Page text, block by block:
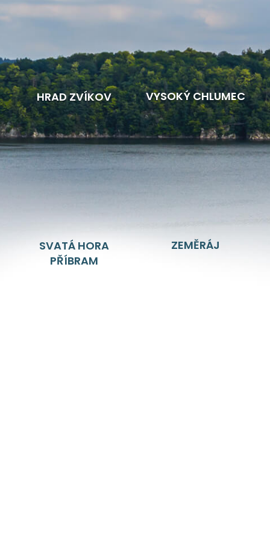
HRAD ZVÍKOV VYSOKÝ CHLUMEC
SVATÁ HORA
PŘÍBRAM
ZEMĚRÁJ